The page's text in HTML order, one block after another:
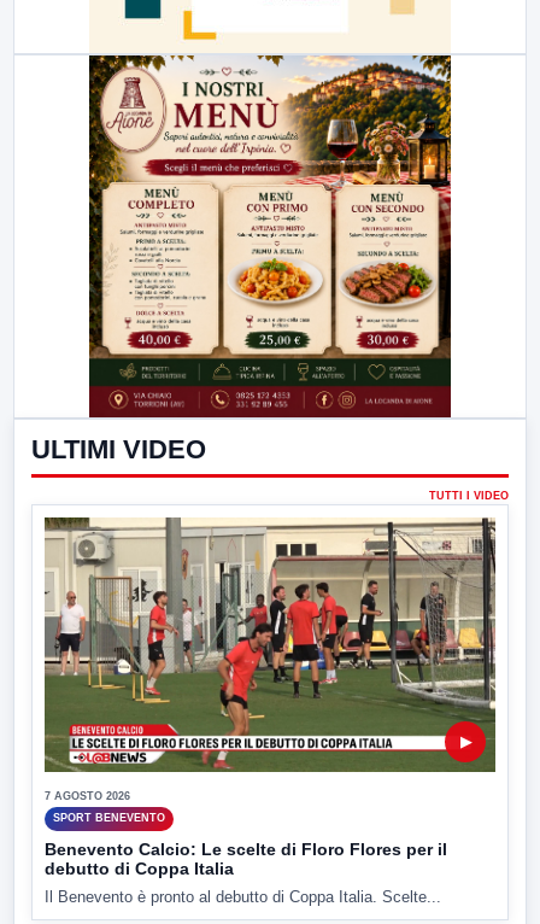
ULTIMI VIDEO
TUTTI I VIDEO
▶
7 AGOSTO 2026
SPORT BENEVENTO
Benevento Calcio: Le scelte di Floro Flores per il
debutto di Coppa Italia
Il Benevento è pronto al debutto di Coppa Italia. Scelte...